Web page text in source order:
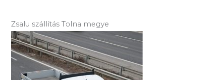
Zsalu szállítás Tolna megye